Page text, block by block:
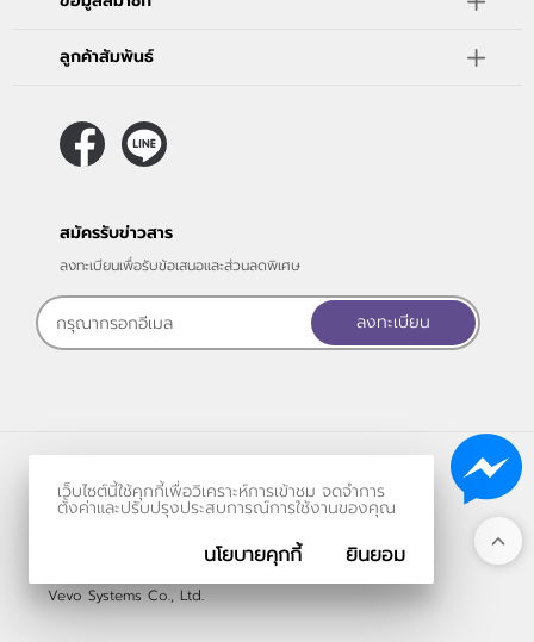
ลูกค้าสัมพันธ์
สมัครรับข่าวสาร
ลงทะเบียนเพื่อรับข้อเสนอและส่วนลดพิเศษ
ลงทะเบียน
และขายของออนไลน์โดย
Vevo Systems Co., Ltd.
เว็บไซต์นี้ใช้คุกกี้เพื่อวิเคราะห์การเข้าชม จดจำการ
ตั้งค่าและปรับปรุงประสบการณ์การใช้งานของคุณ
นโยบายคุกกี้ ยินยอม